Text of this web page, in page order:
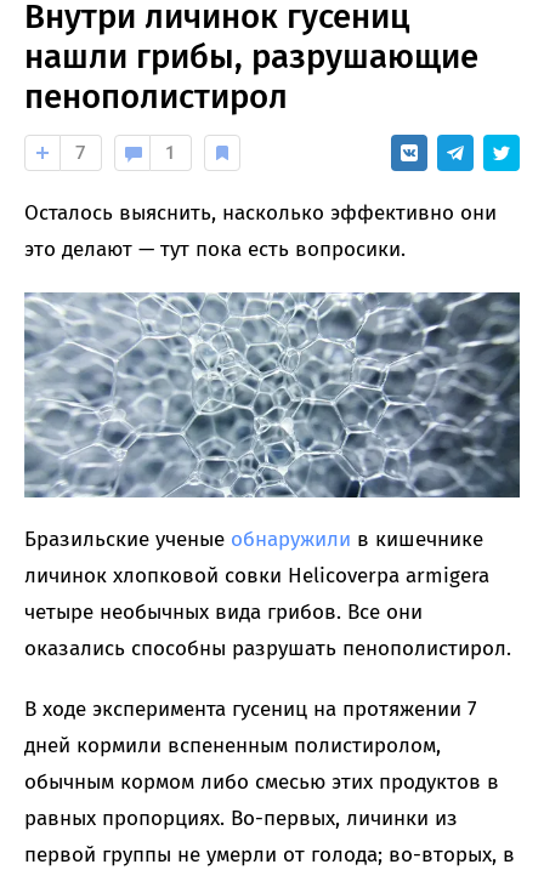
Внутри личинок гусениц
нашли грибы, разрушающие
пенополистирол
7 1
Осталось выяснить, насколько эффективно они
это делают — тут пока есть вопросики.
Бразильские ученые обнаружили в кишечнике
личинок хлопковой совки Helicoverpa armigera
четыре необычных вида грибов. Все они
оказались способны разрушать пенополистирол.
В ходе эксперимента гусениц на протяжении 7
дней кормили вспененным полистиролом,
обычным кормом либо смесью этих продуктов в
равных пропорциях. Во-первых, личинки из
первой группы не умерли от голода; во-вторых, в